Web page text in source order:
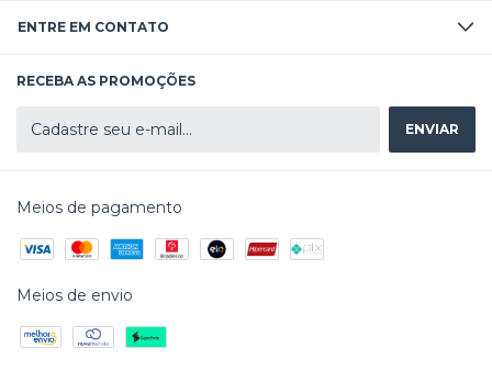
ENTRE EM CONTATO
RECEBA AS PROMOÇÕES
Meios de pagamento
Meios de envio